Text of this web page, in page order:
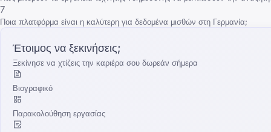
7
Ποια πλατφόρμα είναι η καλύτερη για δεδομένα μισθών στη Γερμανία;
Έτοιμος να ξεκινήσεις;
Ξεκίνησε να χτίζεις την καριέρα σου δωρεάν σήμερα
Βιογραφικό
Παρακολούθηση εργασίας